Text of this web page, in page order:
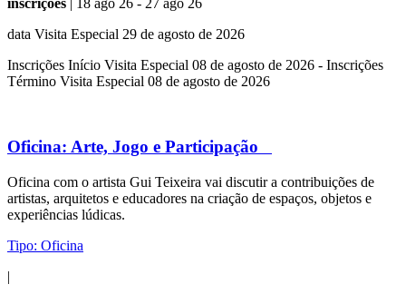
data Visita Especial 29 de agosto de 2026
Inscrições Início Visita Especial 08 de agosto de 2026 - Inscrições
Término Visita Especial 08 de agosto de 2026
Oficina: Arte, Jogo e Participação
Oficina com o artista Gui Teixeira vai discutir a contribuições de
artistas, arquitetos e educadores na criação de espaços, objetos e
experiências lúdicas.
Tipo: Oficina
|